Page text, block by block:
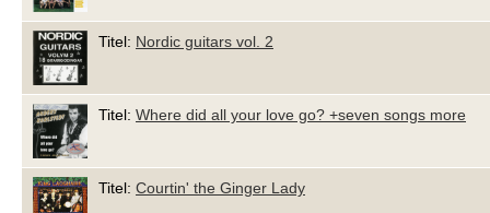
Titel: Nordic guitars vol. 2
Titel: Where did all your love go? +seven songs more
Titel: Courtin' the Ginger Lady